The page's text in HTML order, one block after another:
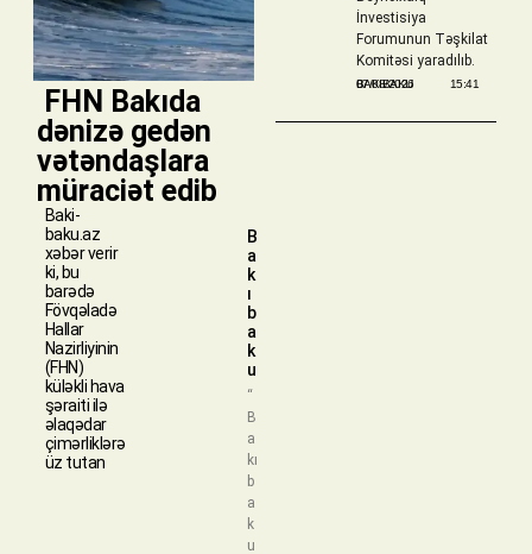
​ FHN Bakıda
dənizə gedən
vətəndaşlara
müraciət edib
Baki-
baku.az
xəbər verir
ki, bu
barədə
Fövqəladə
Hallar
Nazirliyinin
(FHN)
küləkli hava
şəraiti ilə
əlaqədar
çimərliklərə
üz tutan
B
a
k
ı
b
a
k
u
“
B
a
kı
b
a
k
u
İnvestisiya
Forumunun Təşkilat
Komitəsi yaradılıb.
BAKIBAKU
07/08/2026 15:41